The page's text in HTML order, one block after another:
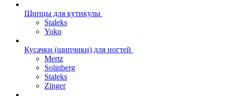
Щипцы для кутикулы
Staleks
Yoko
Кусачки (щипчики) для ногтей
Mertz
Solinberg
Staleks
Zinger